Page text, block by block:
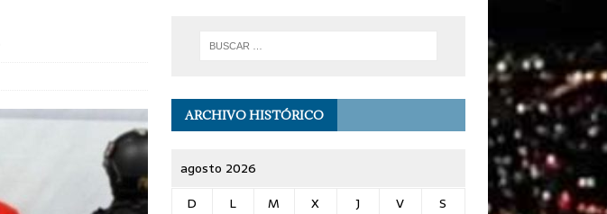
ARCHIVO HISTÓRICO
agosto 2026
D
L M X J V
S